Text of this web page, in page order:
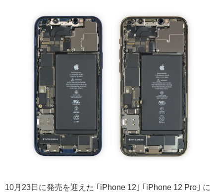
10月23日に発売を迎えた ｢iPhone 12｣ ｢iPhone 12 Pro｣ に